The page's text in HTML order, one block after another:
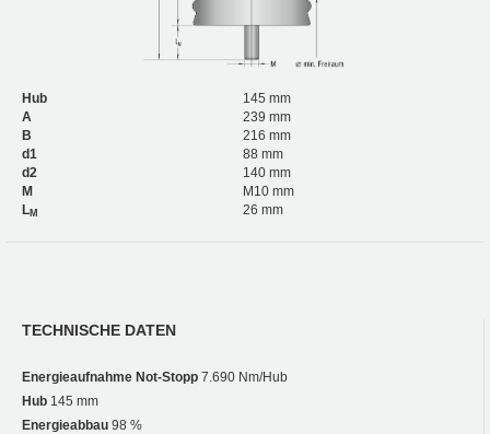
Hub
145 mm
A
239 mm
B
216 mm
d1
88 mm
d2
140 mm
M
M10 mm
LM 26 mm
TECHNISCHE DATEN
Energieaufnahme Not-Stopp 7.690 Nm/Hub
Hub 145 mm
Energieabbau 98 %